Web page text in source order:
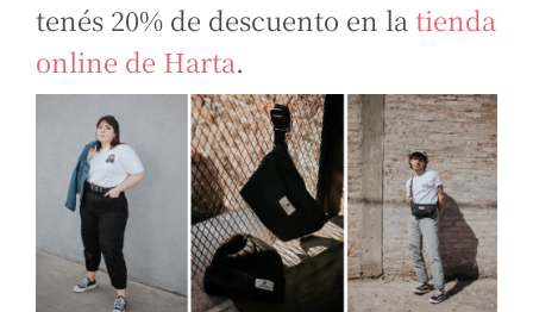
tenés 20% de descuento en la tienda
online de Harta.